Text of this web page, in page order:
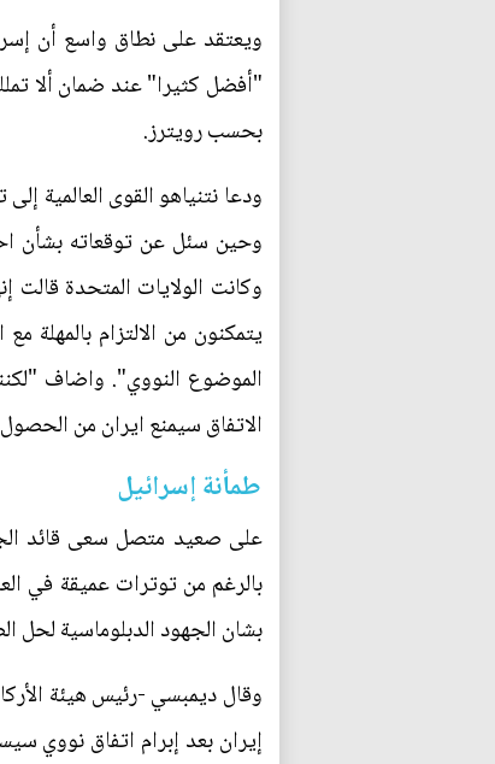
ويعتقد على نطاق واسع أن
"أفضل كثيرا" عند ضمان ألا
بحسب رويترز.
ودعا نتنياهو القوى العالمية
وحين سئل عن توقعاته بشأن
وكانت الولايات المتحدة قالت
يتمكنون من الالتزام بالمهلة
الموضوع النووي". واضاف
الاتفاق سيمنع ايران من
طمأنة إسرائيل
على صعيد متصل سعى قائد
بالرغم من توترات عميقة في
بشان الجهود الدبلوماسية لحل
وقال ديمبسي -رئيس هيئة
إيران بعد إبرام اتفاق نووي